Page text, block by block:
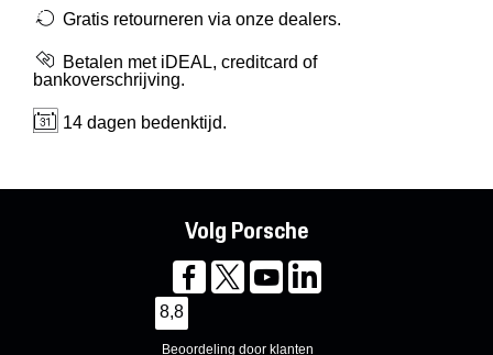
Gratis retourneren via onze dealers.
Betalen met iDEAL, creditcard of
bankoverschrijving.
14 dagen bedenktijd.
Volg Porsche
8,8
Beoordeling door klanten